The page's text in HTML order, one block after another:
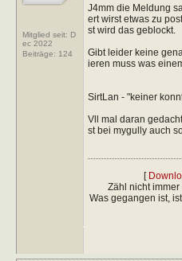
Mitglied seit: D
ec 2022
Beiträge: 124
J4mm die Meldung
ert wirst etwas zu
st wird das geblockt.
Gibt leider keine
ieren muss was
SirtLan - "keiner
Vll mal daran
st bei mygully auch
[
Zähl nicht
Was gegangen ist,